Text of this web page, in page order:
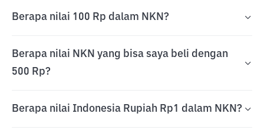
Berapa nilai 100 Rp dalam NKN?
Berapa nilai NKN yang bisa saya beli dengan
500 Rp?
Berapa nilai Indonesia Rupiah Rp1 dalam NKN?